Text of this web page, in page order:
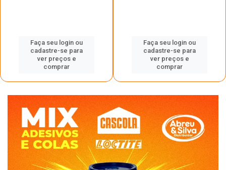
Faça seu login ou
cadastre-se para
ver preços e
comprar
Faça seu login ou
cadastre-se para
ver preços e
comprar